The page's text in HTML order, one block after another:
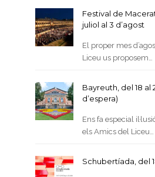
Festival de
juliol al 3 d’agost
El proper mes
Liceu us proposem…
Bayreuth, del 18 al
d’espera)
Ens fa especial
els Amics del Liceu…
Schubertíada, del